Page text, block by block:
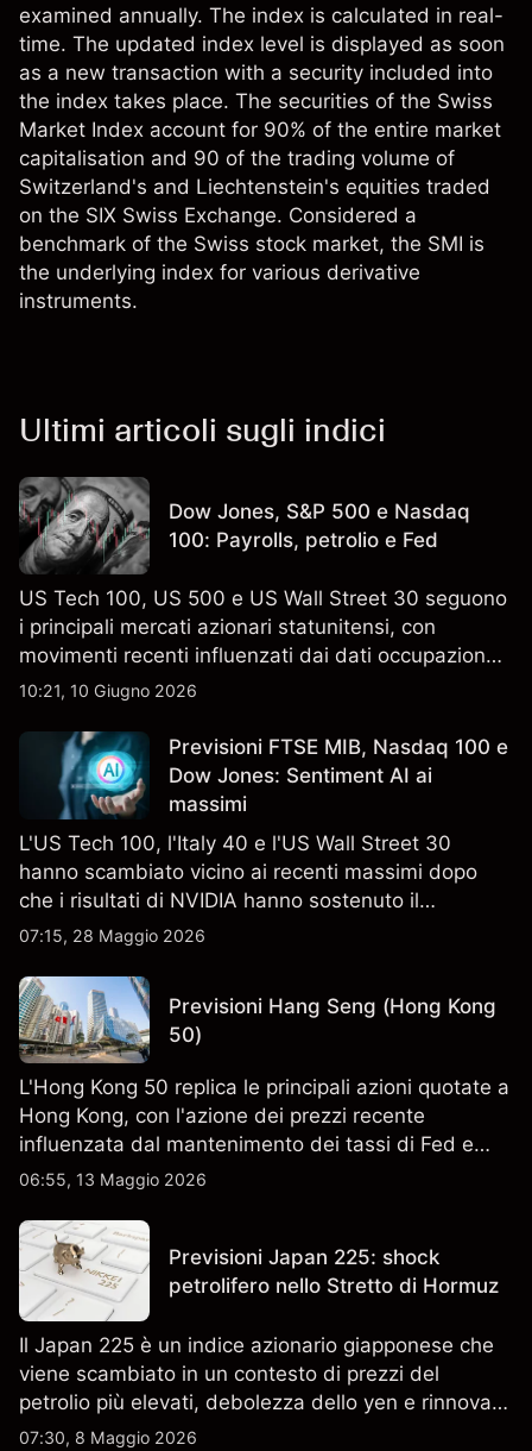
examined annually. The index is calculated in real-
time. The updated index level is displayed as soon
as a new transaction with a security included into
the index takes place. The securities of the Swiss
Market Index account for 90% of the entire market
capitalisation and 90 of the trading volume of
Switzerland's and Liechtenstein's equities traded
on the SIX Swiss Exchange. Considered a
benchmark of the Swiss stock market, the SMI is
the underlying index for various derivative
instruments.
Ultimi articoli sugli indici
Dow Jones, S&P 500 e Nasdaq
100: Payrolls, petrolio e Fed
US Tech 100, US 500 e US Wall Street 30 seguono
i principali mercati azionari statunitensi, con
movimenti recenti influenzati dai dati occupazionali
di maggio, dai prezzi del petrolio e dagli utili del
indicatore affidabile dei risultati futuri.
10:21, 10 Giugno 2026
Previsioni FTSE MIB, Nasdaq 100 e
Dow Jones: Sentiment AI ai
massimi
L'US Tech 100, l'Italy 40 e l'US Wall Street 30
hanno scambiato vicino ai recenti massimi dopo
che i risultati di NVIDIA hanno sostenuto il
sentiment sull'AI nei mercati azionari.
07:15, 28 Maggio 2026
Previsioni Hang Seng (Hong Kong
50)
L'Hong Kong 50 replica le principali azioni quotate a
Hong Kong, con l'azione dei prezzi recente
influenzata dal mantenimento dei tassi di Fed e
HKMA, dai prezzi del petrolio e dalle tensioni USA-
affidabile dei risultati futuri.
06:55, 13 Maggio 2026
Previsioni Japan 225: shock
petrolifero nello Stretto di Hormuz
Il Japan 225 è un indice azionario giapponese che
viene scambiato in un contesto di prezzi del
petrolio più elevati, debolezza dello yen e rinnovata
attenzione sugli utili aziendali negli Stati Uniti e in
07:30, 8 Maggio 2026